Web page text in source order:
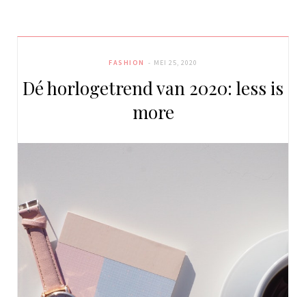
FASHION MEI 25, 2020
Dé horlogetrend van 2020: less is
more